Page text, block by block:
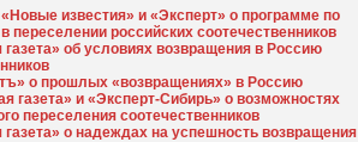
известия» и «Эксперт» о программе по
переселении российских соотечественников
газета» об условиях возвращения в Россию
о прошлых «возвращениях» в Россию
газета» и «Эксперт-Сибирь» о возможностях
переселения соотечественников
газета» о надеждах на успешность возвращения